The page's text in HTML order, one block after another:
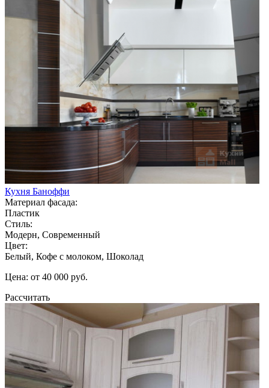
Кухня Баноффи
Материал фасада:
Пластик
Стиль:
Модерн, Современный
Цвет:
Белый, Кофе с молоком, Шоколад
Цена: от 40 000 руб.
Рассчитать